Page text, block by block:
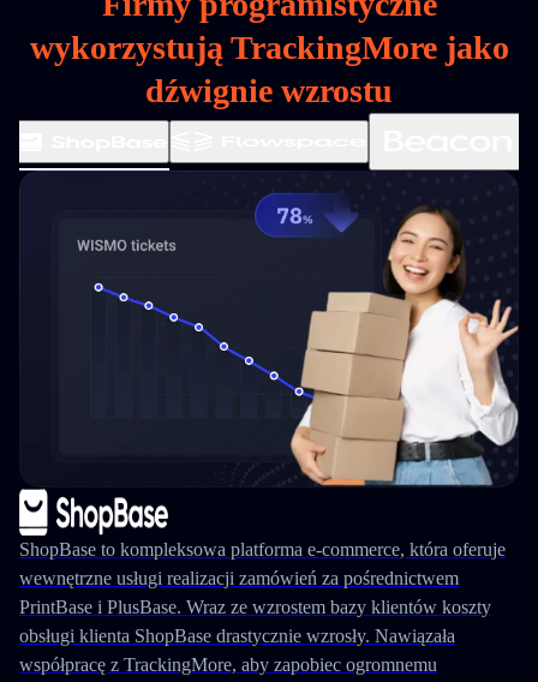
wykorzystują TrackingMore jako
dźwignie wzrostu
ShopBase to kompleksowa platforma e-commerce, która oferuje
wewnętrzne usługi realizacji zamówień za pośrednictwem
PrintBase i PlusBase. Wraz ze wzrostem bazy klientów koszty
obsługi klienta ShopBase drastycznie wzrosły. Nawiązała
współpracę z TrackingMore, aby zapobiec ogromnemu